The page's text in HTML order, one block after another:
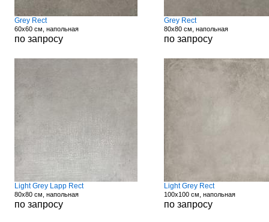
Grey Rect
60x60 см, напольная
по запросу
Grey Rect
80x80 см, напольная
по запросу
Light Grey Lapp Rect
80x80 см, напольная
по запросу
Light Grey Rect
100x100 см, напольная
по запросу